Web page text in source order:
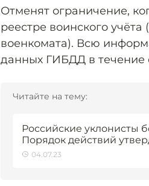
Отменят ограничение,
реестре воинского учёта
военкомата). Всю
данных ГИБДД в течение
Читайте на тему:
Российские уклонисты
Порядок действий
04.07.23